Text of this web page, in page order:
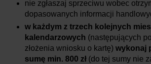
nie zgłaszaj sprzeciwu wobec
dopasowanych informacji
w każdym z trzech kolejnych
kalendarzowych (następujących
złożenia wniosku o kartę) wykonaj
sumę min. 800 zł (do tej sumy nie